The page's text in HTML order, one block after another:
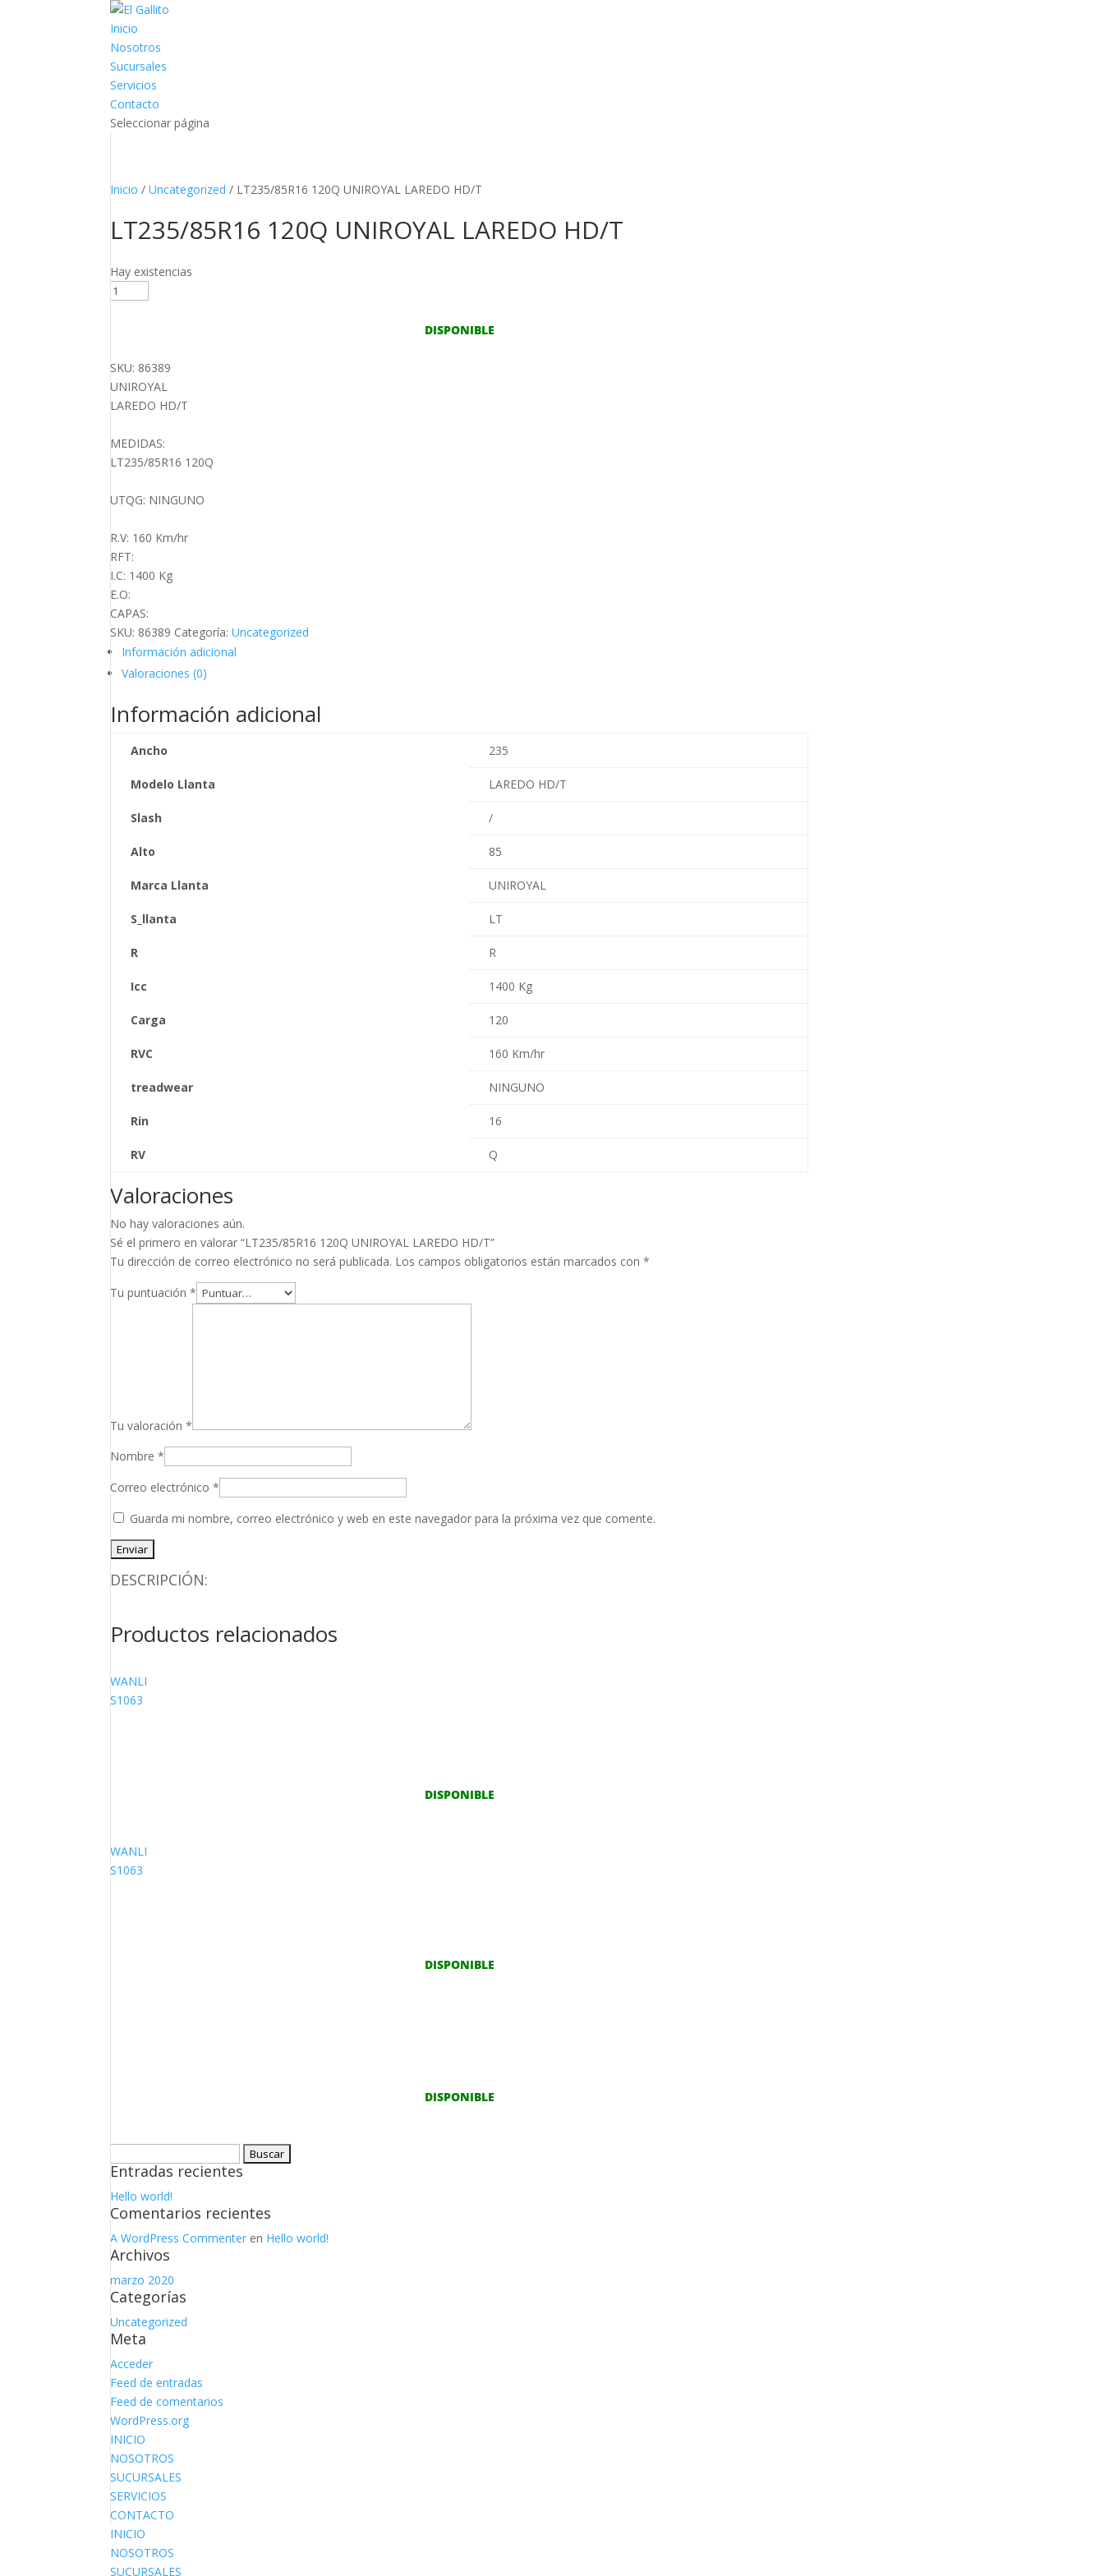
Inicio
Nosotros
Sucursales
Servicios
Contacto
Seleccionar página
Inicio /Uncategorized / LT235/85R16 120Q UNIROYAL LAREDO HD/T
LT235/85R16 120Q UNIROYAL LAREDO HD/T
Hay existencias
LT235/85R16
HD/T
cantidad
DISPONIBLE
SKU: 86389
UNIROYAL
LAREDO HD/T
MEDIDAS:
LT235/85R16 120Q
UTQG: NINGUNO
R.V: 160 Km/hr
RFT:
I.C: 1400 Kg
E.O:
CAPAS:
SKU: 86389 Categoría:Uncategorized
Información adicional
Valoraciones (0)
Información adicional
Ancho 235
Modelo Llanta LAREDO HD/T
Slash /
Alto 85
Marca Llanta UNIROYAL
S_llanta LT
R R
Icc 1400 Kg
Carga 120
RVC 160 Km/hr
treadwear NINGUNO
Rin 16
RV Q
Valoraciones
No hay valoraciones aún.
Sé el primero en valorar “LT235/85R16 120Q UNIROYAL LAREDO HD/T”
Tu dirección de correo electrónico no será publicada. Los campos obligatorios están marcados con*
Tu puntuación*
Tu valoración*
Nombre*
Correo electrónico*
Guarda mi nombre, correo electrónico y web en este navegador para la próxima vez que comente.
DESCRIPCIÓN:
Productos relacionados
WANLI
S1063
DISPONIBLE
WANLI
S1063
DISPONIBLE
DISPONIBLE
Entradas recientes
Hello world!
Comentarios recientes
A WordPress Commenter en Hello world!
Archivos
marzo 2020
Categorías
Uncategorized
Meta
Acceder
Feed de entradas
Feed de comentarios
WordPress.org
INICIO
NOSOTROS
SUCURSALES
SERVICIOS
CONTACTO
INICIO
NOSOTROS
SUCURSALES